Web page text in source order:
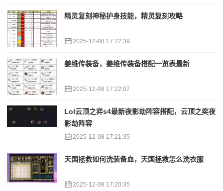
精灵复刻神秘护身技能，精灵复刻攻略
2025-12-08 17:22:39
姜维传装备，姜维传装备搭配一览表最新
2025-12-08 17:22:07
Lol云顶之弈s4最新夜影劫阵容搭配，云顶之奕夜
影劫阵容
2025-12-08 17:21:35
天国拯救如何洗装备血，天国拯救怎么洗衣服
2025-12-08 17:20:35